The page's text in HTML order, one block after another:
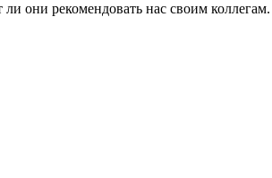
они рекомендовать нас своим